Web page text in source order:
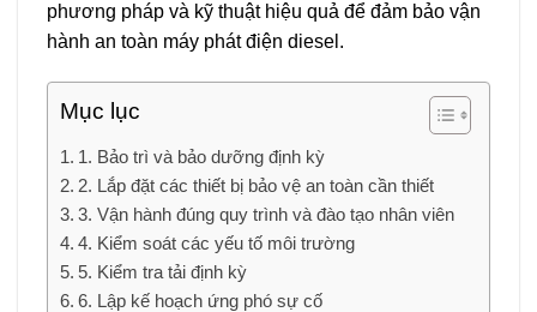
phương pháp và kỹ thuật hiệu quả để đảm bảo vận
hành an toàn máy phát điện diesel.
Mục lục
1. Bảo trì và bảo dưỡng định kỳ
2. Lắp đặt các thiết bị bảo vệ an toàn cần thiết
3. Vận hành đúng quy trình và đào tạo nhân viên
4. Kiểm soát các yếu tố môi trường
5. Kiểm tra tải định kỳ
6. Lập kế hoạch ứng phó sự cố